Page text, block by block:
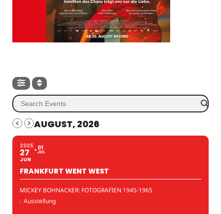
AUGUST, 2026
2025
27
JUN
01
JUL
FRANKFURT WENT WEST
MICKEY BOHNACKER: FOTOGRAFIEN 1945-1965
: Ausstellung